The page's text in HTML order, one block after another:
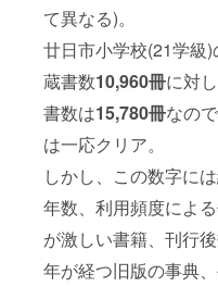
て異なる)。
廿日市小学校(21学級)
蔵書数10,960冊に対
書数は15,780冊なの
は一応クリア。
しかし、この数字に
年数、利用頻度によ
が激しい書籍、刊行
年が経つ旧版の事典